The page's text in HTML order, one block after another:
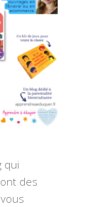
qui
des